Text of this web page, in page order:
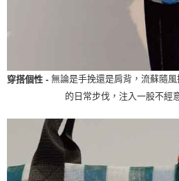
穿搭個性 - 無論是手挽還是肩背，流蘇隨
的日常步伐，注入一股不經